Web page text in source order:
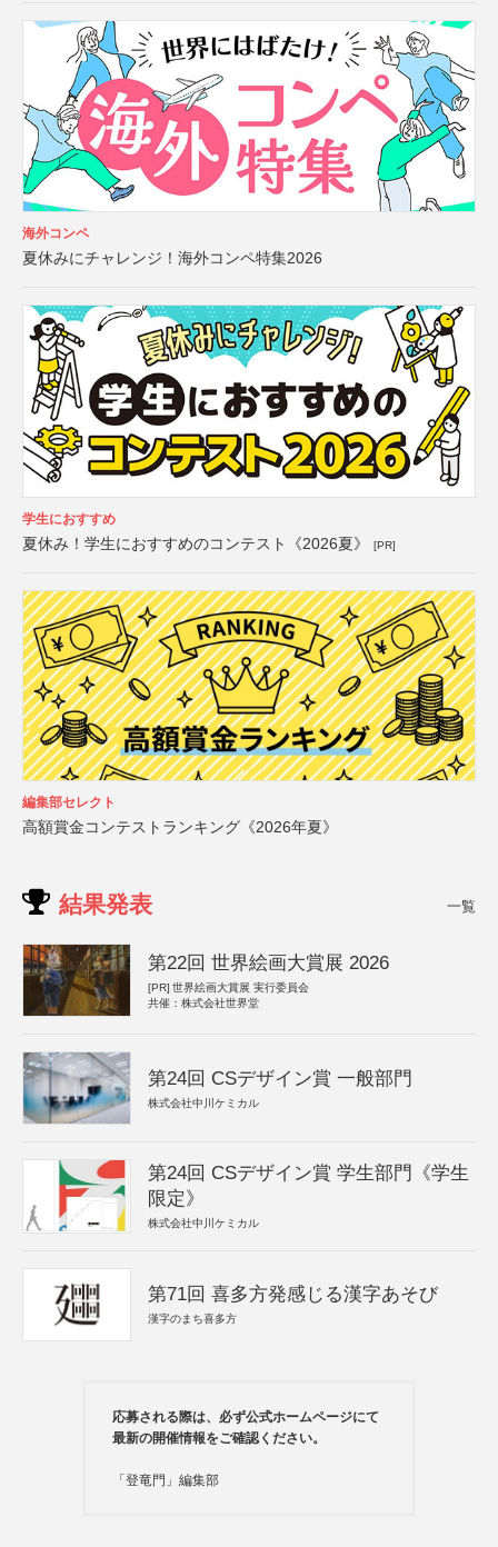
海外コンペ
夏休みにチャレンジ！海外コンペ特集2026
学生におすすめ
夏休み！学生におすすめのコンテスト《2026夏》 [PR]
編集部セレクト
高額賞金コンテストランキング《2026年夏》
結果発表 一覧
第22回 世界絵画大賞展 2026
[PR] 世界絵画大賞展 実行委員会
共催：株式会社世界堂
第24回 CSデザイン賞 一般部門
株式会社中川ケミカル
第24回 CSデザイン賞 学生部門《学生
限定》
株式会社中川ケミカル
第71回 喜多方発感じる漢字あそび
漢字のまち喜多方
応募される際は、必ず公式ホームページにて
最新の開催情報をご確認ください。
「登竜門」編集部